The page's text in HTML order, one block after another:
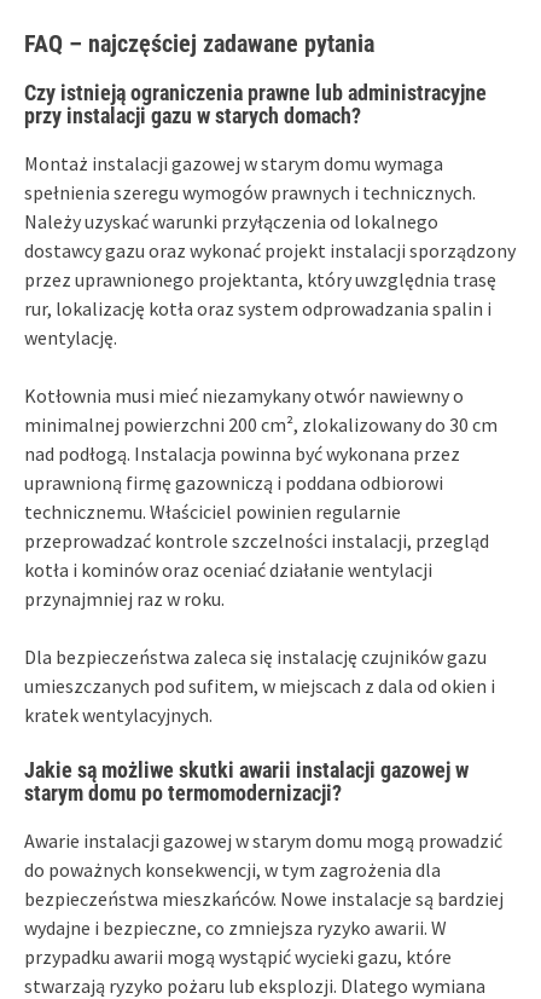
FAQ – najczęściej zadawane pytania
Czy istnieją ograniczenia prawne lub administracyjne
przy instalacji gazu w starych domach?
Montaż instalacji gazowej w starym domu wymaga
spełnienia szeregu wymogów prawnych i technicznych.
Należy uzyskać warunki przyłączenia od lokalnego
dostawcy gazu oraz wykonać projekt instalacji sporządzony
przez uprawnionego projektanta, który uwzględnia trasę
rur, lokalizację kotła oraz system odprowadzania spalin i
wentylację.
Kotłownia musi mieć niezamykany otwór nawiewny o
minimalnej powierzchni 200 cm², zlokalizowany do 30 cm
nad podłogą. Instalacja powinna być wykonana przez
uprawnioną firmę gazowniczą i poddana odbiorowi
technicznemu. Właściciel powinien regularnie
przeprowadzać kontrole szczelności instalacji, przegląd
kotła i kominów oraz oceniać działanie wentylacji
przynajmniej raz w roku.
Dla bezpieczeństwa zaleca się instalację czujników gazu
umieszczanych pod sufitem, w miejscach z dala od okien i
kratek wentylacyjnych.
Jakie są możliwe skutki awarii instalacji gazowej w
starym domu po termomodernizacji?
Awarie instalacji gazowej w starym domu mogą prowadzić
do poważnych konsekwencji, w tym zagrożenia dla
bezpieczeństwa mieszkańców. Nowe instalacje są bardziej
wydajne i bezpieczne, co zmniejsza ryzyko awarii. W
przypadku awarii mogą wystąpić wycieki gazu, które
stwarzają ryzyko pożaru lub eksplozji. Dlatego wymiana